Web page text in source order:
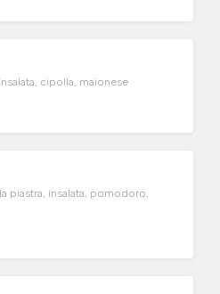
cipolla, maionese
piastra, insalata, pomodoro,